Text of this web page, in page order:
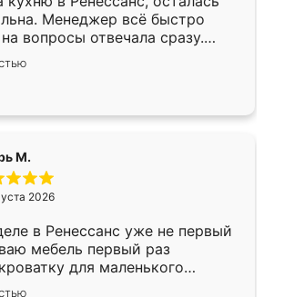
Менеджер всё быстро
вопросы отвечала сразу.
в субботу, подошёл к
ответственностью. Собрали
работали аккуратно, даже
М.
2026
в Ренессанс уже не первый
мебель первый раз
для маленького
его рождении ,во второй раз